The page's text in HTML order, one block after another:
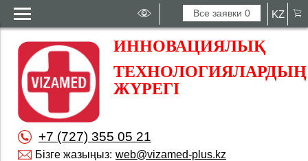
Все заявки0 KZ
ИННОВАЦИЯЛЫҚ
ТЕХНОЛОГИЯЛАРДЫҢ
ЖҮРЕГІ
+7 (727) 355 05 21
Бізге жазыңыз: web@vizamed-plus.kz